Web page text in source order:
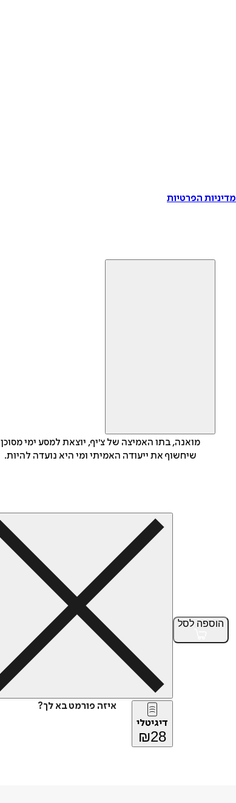
הפרטיות
מואנה, בתו האמיצה של צ'יף, יוצאת למסע ימי מסוכן
שיחשוף את ייעודה האמיתי ומי היא נועדה להיות.
הוספה לסל
איזה פורמט בא לך?
דיגיטלי
₪28